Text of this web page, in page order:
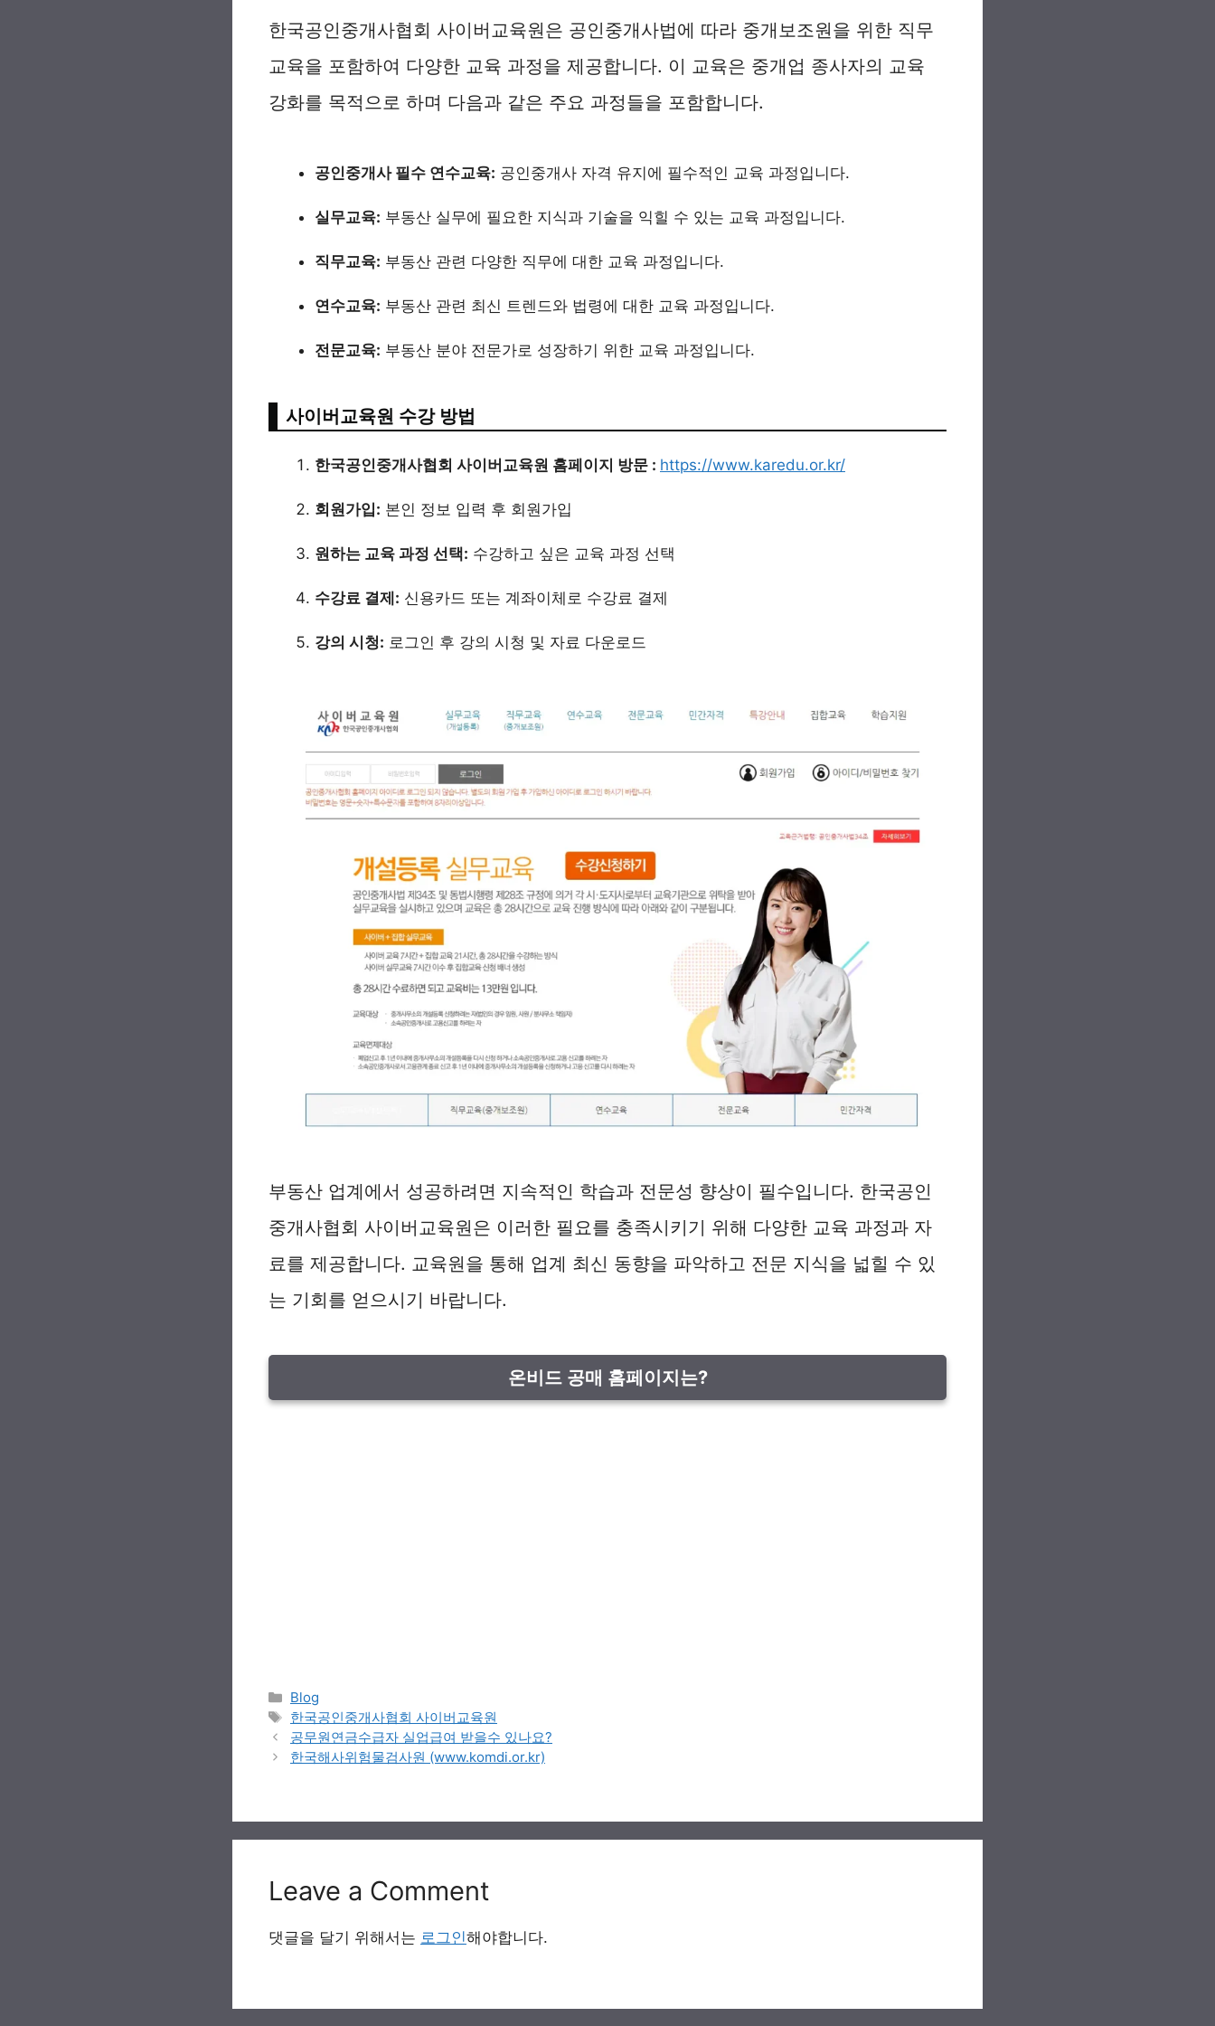
한국공인중개사협회 사이버교육원은 공인중개사법에 따라 중개보조원을 위한 직무
교육을 포함하여 다양한 교육 과정을 제공합니다. 이 교육은 중개업 종사자의 교육
강화를 목적으로 하며 다음과 같은 주요 과정들을 포함합니다.
공인중개사 필수 연수교육: 공인중개사 자격 유지에 필수적인 교육 과정입니다.
실무교육: 부동산 실무에 필요한 지식과 기술을 익힐 수 있는 교육 과정입니다.
직무교육: 부동산 관련 다양한 직무에 대한 교육 과정입니다.
연수교육: 부동산 관련 최신 트렌드와 법령에 대한 교육 과정입니다.
전문교육: 부동산 분야 전문가로 성장하기 위한 교육 과정입니다.
사이버교육원 수강 방법
한국공인중개사협회 사이버교육원 홈페이지 방문 : https://www.karedu.or.kr/
회원가입: 본인 정보 입력 후 회원가입
원하는 교육 과정 선택: 수강하고 싶은 교육 과정 선택
수강료 결제: 신용카드 또는 계좌이체로 수강료 결제
강의 시청: 로그인 후 강의 시청 및 자료 다운로드
부동산 업계에서 성공하려면 지속적인 학습과 전문성 향상이 필수입니다. 한국공인
중개사협회 사이버교육원은 이러한 필요를 충족시키기 위해 다양한 교육 과정과 자
료를 제공합니다. 교육원을 통해 업계 최신 동향을 파악하고 전문 지식을 넓힐 수 있
는 기회를 얻으시기 바랍니다.
온비드 공매 홈페이지는?
Categories
Blog
Tags
한국공인중개사협회 사이버교육원
공무원연금수급자 실업급여 받을수 있나요?
한국해사위험물검사원 (www.komdi.or.kr)
Leave a Comment
댓글을 달기 위해서는 로그인해야합니다.